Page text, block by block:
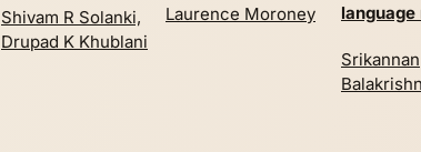
Shivam R Solanki,
Drupad K Khublani
Laurence Moroney
language
Srikannan